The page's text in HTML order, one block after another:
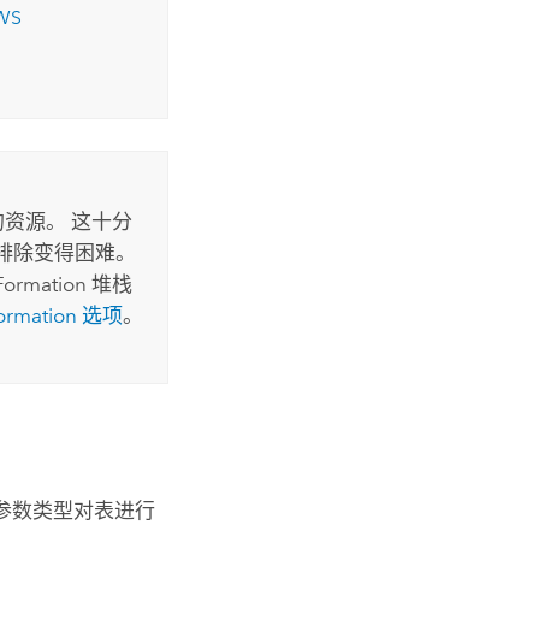
源。 这十分
变得困难。
堆栈
选项。
数类型对表进行